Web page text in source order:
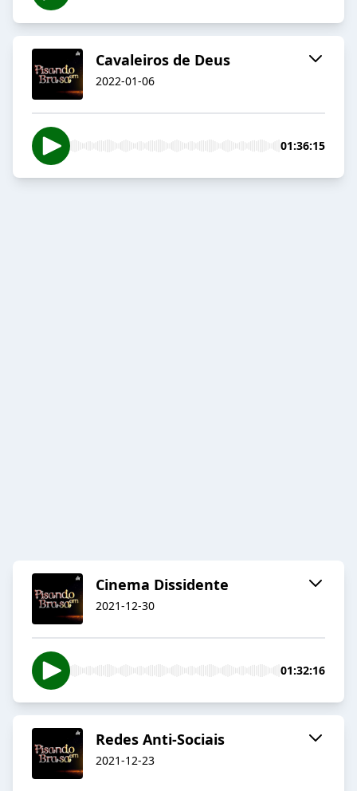
Cavaleiros de Deus
2022-01-06
01:36:15
Cinema Dissidente
2021-12-30
01:32:16
Redes Anti-Sociais
2021-12-23